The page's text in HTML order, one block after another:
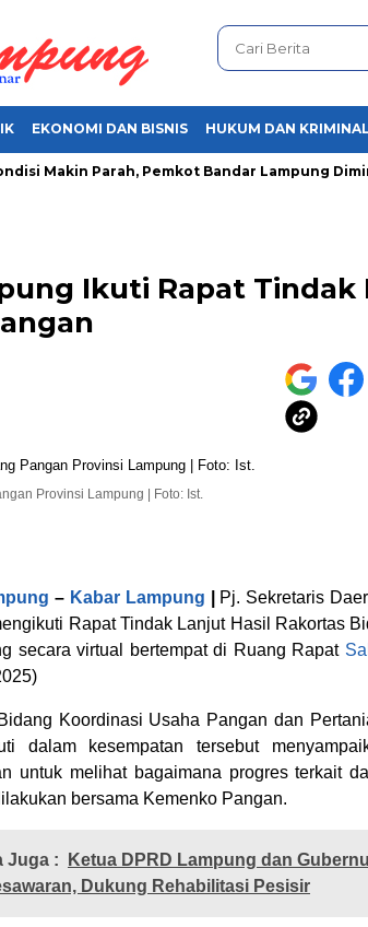
EKONOMI DAN BISNIS HUKUM DAN KRIMINAL
Makin Parah, Pemkot Bandar Lampung Diminta
Ikuti Rapat Tindak
Provinsi Lampung | Foto: Ist.
– Kabar Lampung
Pj. Sekretaris
Rapat Tindak Lanjut Hasil Rakortas
secara virtual bertempat di Ruang Rapat
Koordinasi Usaha Pangan dan
dalam kesempatan tersebut
untuk melihat bagaimana progres terkait
bersama Kemenko Pangan.
Juga :
Ketua DPRD Lampung dan
Dukung Rehabilitasi Pesisir